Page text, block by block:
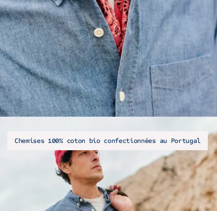
Chemises 100% coton bio confectionnées au Portugal